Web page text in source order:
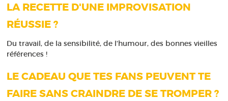
LA RECETTE D'UNE IMPROVISATION
RÉUSSIE ?
Du travail, de la sensibilité, de l'humour, des bonnes vieilles
références !
LE CADEAU QUE TES FANS PEUVENT TE
FAIRE SANS CRAINDRE DE SE TROMPER ?